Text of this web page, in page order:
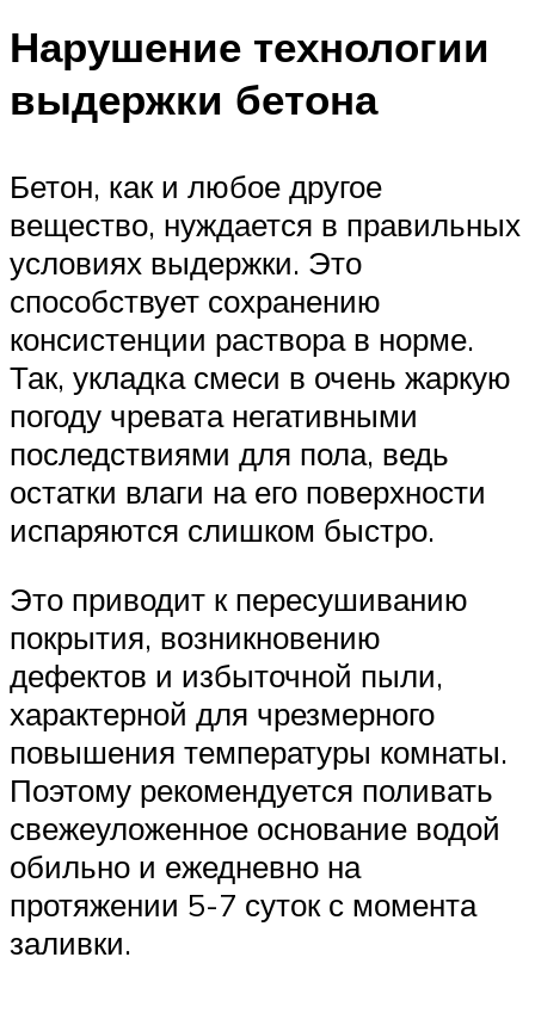
Нарушение технологии
выдержки бетона
Бетон, как и любое другое
вещество, нуждается в правильных
условиях выдержки. Это
способствует сохранению
консистенции раствора в норме.
Так, укладка смеси в очень жаркую
погоду чревата негативными
последствиями для пола, ведь
остатки влаги на его поверхности
испаряются слишком быстро.
Это приводит к пересушиванию
покрытия, возникновению
дефектов и избыточной пыли,
характерной для чрезмерного
повышения температуры комнаты.
Поэтому рекомендуется поливать
свежеуложенное основание водой
обильно и ежедневно на
протяжении 5-7 суток с момента
заливки.